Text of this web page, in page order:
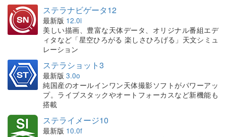
ステラナビゲータ12
最新版 12.0i
美しい描画、豊富な天体データ、オリジナル番組エデ
ィタなど「星空ひろがる 楽しさひろげる」天文シミュ
レーション
ステラショット3
最新版 3.0o
純国産のオールインワン天体撮影ソフトがパワーアッ
プ。ライブスタックやオートフォーカスなど新機能も
搭載
ステライメージ10
最新版 10.0f